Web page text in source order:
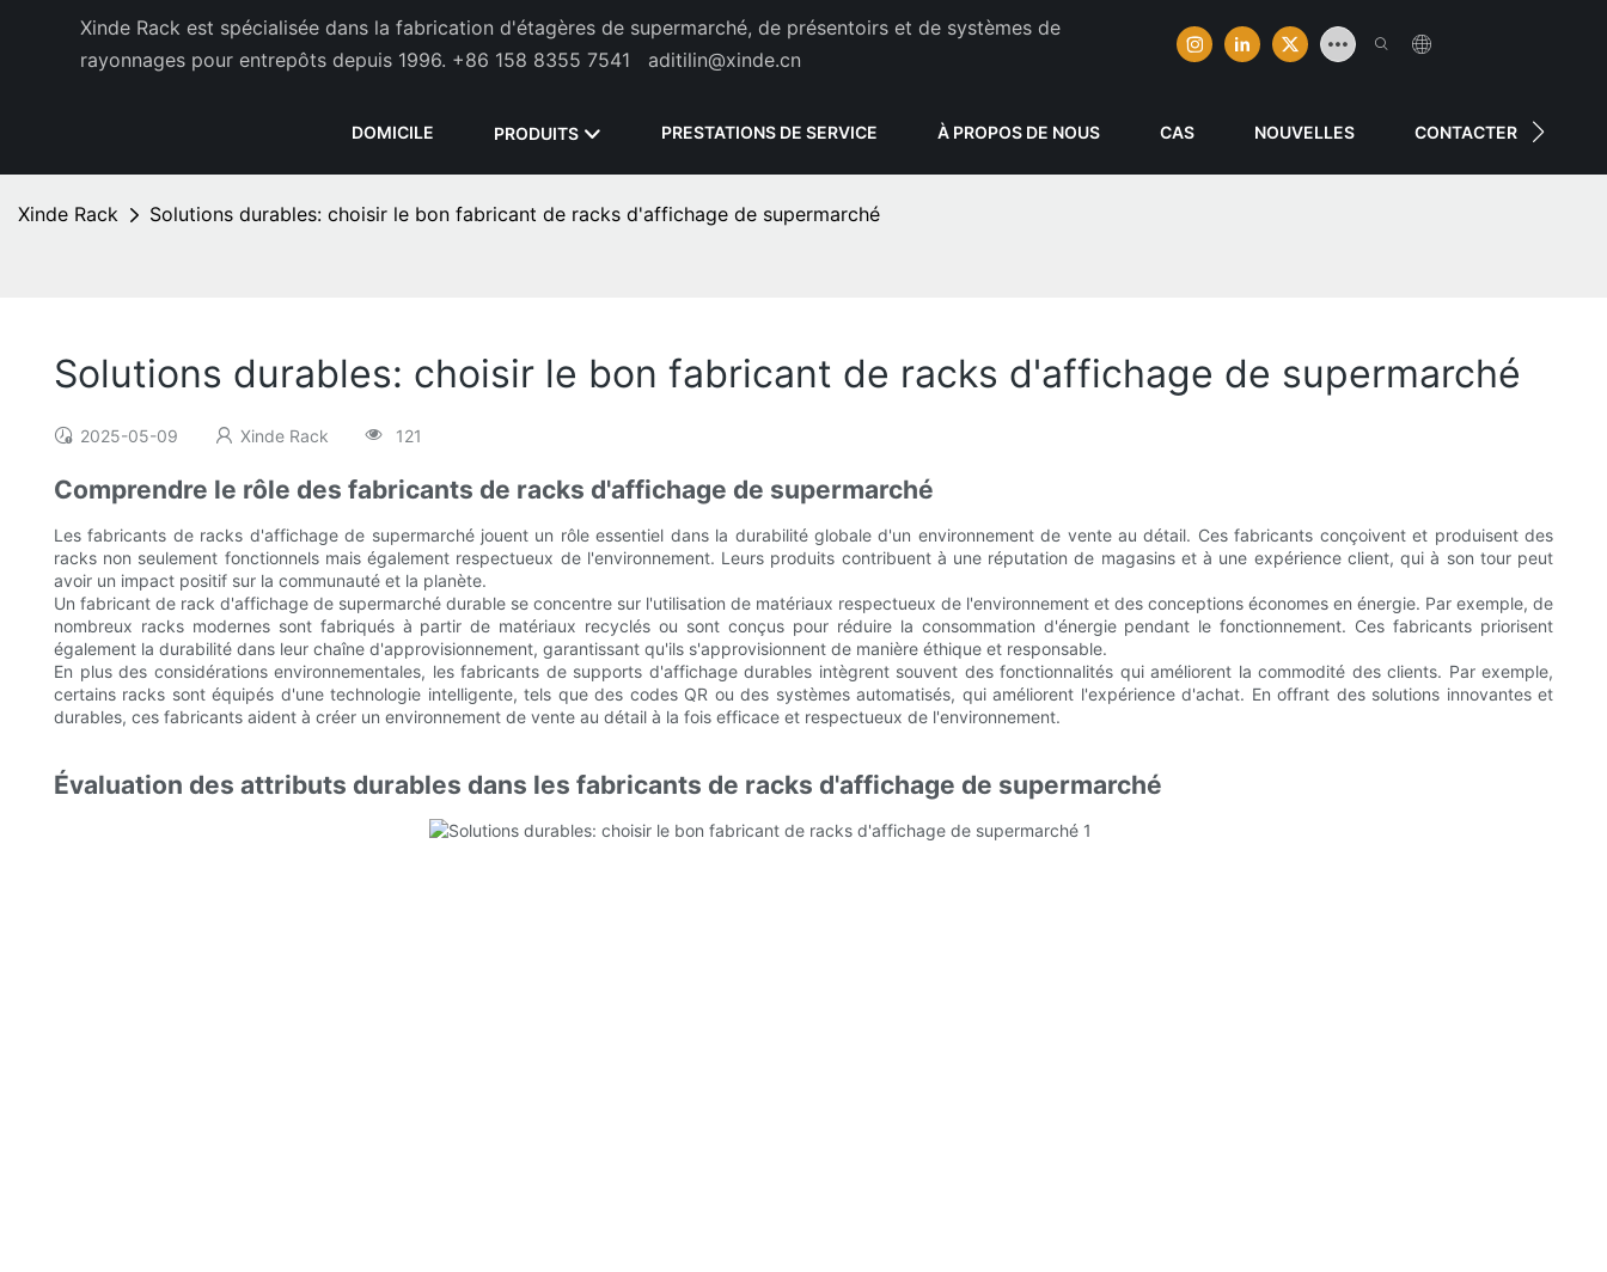
Xinde Rack est spécialisée dans la fabrication d'étagères de supermarché, de présentoirs et de systèmes de
rayonnages pour entrepôts depuis 1996. +86 158 8355 7541 aditilin@xinde.cn
DOMICILE PRODUITS PRESTATIONS DE SERVICE À PROPOS DE NOUS CAS NOUVELLES CONTACTER
Xinde Rack Solutions durables: choisir le bon fabricant de racks d'affichage de supermarché
Solutions durables: choisir le bon fabricant de racks d'affichage de supermarché
2025-05-09 Xinde Rack 121
Comprendre le rôle des fabricants de racks d'affichage de supermarché
Les fabricants de racks d'affichage de supermarché jouent un rôle essentiel dans la durabilité globale d'un environnement de vente au détail. Ces fabricants conçoivent et produisent des
racks non seulement fonctionnels mais également respectueux de l'environnement. Leurs produits contribuent à une réputation de magasins et à une expérience client, qui à son tour peut
avoir un impact positif sur la communauté et la planète.
Un fabricant de rack d'affichage de supermarché durable se concentre sur l'utilisation de matériaux respectueux de l'environnement et des conceptions économes en énergie. Par exemple, de
nombreux racks modernes sont fabriqués à partir de matériaux recyclés ou sont conçus pour réduire la consommation d'énergie pendant le fonctionnement. Ces fabricants priorisent
également la durabilité dans leur chaîne d'approvisionnement, garantissant qu'ils s'approvisionnent de manière éthique et responsable.
En plus des considérations environnementales, les fabricants de supports d'affichage durables intègrent souvent des fonctionnalités qui améliorent la commodité des clients. Par exemple,
certains racks sont équipés d'une technologie intelligente, tels que des codes QR ou des systèmes automatisés, qui améliorent l'expérience d'achat. En offrant des solutions innovantes et
durables, ces fabricants aident à créer un environnement de vente au détail à la fois efficace et respectueux de l'environnement.
Évaluation des attributs durables dans les fabricants de racks d'affichage de supermarché